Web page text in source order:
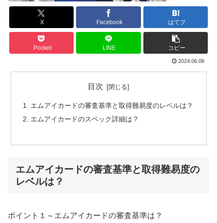
X Facebook はてブ
Pocket LINE コピー
2024.06.06
目次
エムアイカードの審査基準と取得難易度のレベルは？
エムアイカードのスペック詳細は？
エムアイカードの審査基準と取得難易度の
レベルは？
ポイント１～エムアイカードの審査基準は？